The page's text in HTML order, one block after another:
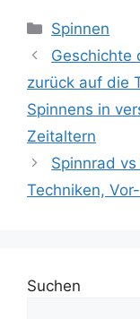
Kategorien
Spinnen
Geschichte
zurück auf die
Spinnens in
Zeitaltern
Spinnrad
Techniken,
Suchen